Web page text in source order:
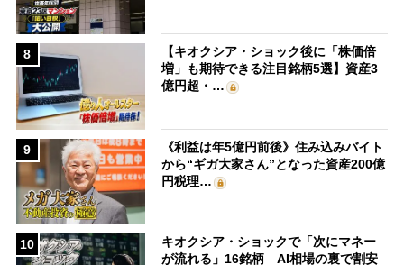
8
【キオクシア・ショック後に「株価倍
増」も期待できる注目銘柄5選】資産3
億円超・…
9
《利益は年5億円前後》住み込みバイト
から“ギガ大家さん”となった資産200億
円税理…
10
キオクシア・ショックで「次にマネー
が流れる」16銘柄 AI相場の裏で割安